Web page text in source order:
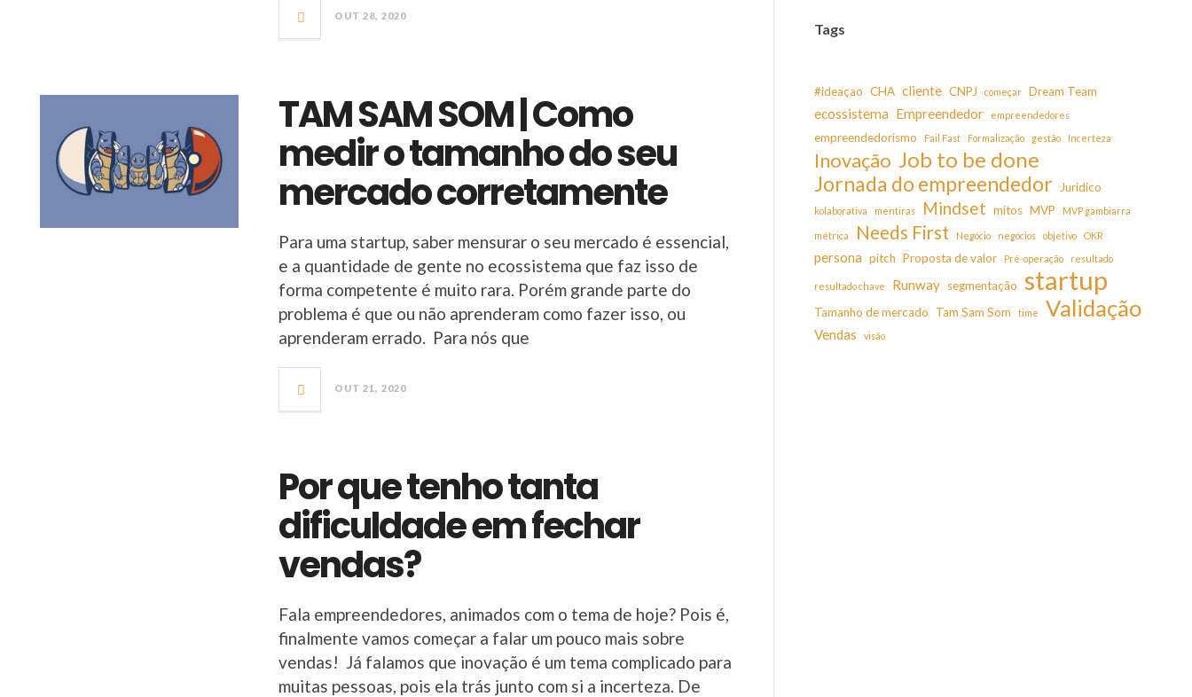
OUT 28, 2020
TAM SAM SOM | Como
medir o tamanho do seu
mercado corretamente
Para uma startup, saber mensurar o seu mercado é essencial,
e a quantidade de gente no ecossistema que faz isso de
forma competente é muito rara. Porém grande parte do
problema é que ou não aprenderam como fazer isso, ou
aprenderam errado. Para nós que
OUT 21, 2020
Por que tenho tanta
dificuldade em fechar
vendas?
Fala empreendedores, animados com o tema de hoje? Pois é,
finalmente vamos começar a falar um pouco mais sobre
vendas! Já falamos que inovação é um tema complicado para
muitas pessoas, pois ela trás junto com si a incerteza. De
Tags
#ideaçao CHA cliente CNPJ começar Dream Team
ecossistema Empreendedor empreendedores
empreendedorismo Fail Fast Formalização gestão Incerteza
Inovação Job to be done
Jornada do empreendedor Juridico
kolaborativa mentiras Mindset mitos MVP MVP gambiarra
métrica Needs First Negócio negócios objetivo OKR
persona pitch Proposta de valor Pré-operação resultado
resultado chave Runway segmentação startup
Tamanho de mercado Tam Sam Som time Validação
Vendas visão